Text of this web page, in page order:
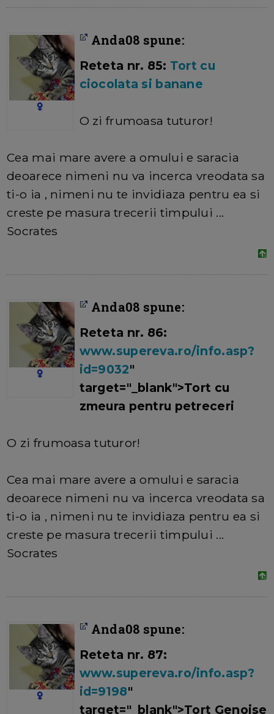
Anda08 spune:
Reteta nr. 85: Tort cu
ciocolata si banane
O zi frumoasa tuturor!
Cea mai mare avere a omului e saracia
deoarece nimeni nu va incerca vreodata sa
ti-o ia , nimeni nu te invidiaza pentru ea si
creste pe masura trecerii timpului ...
Socrates
Anda08 spune:
Reteta nr. 86:
www.supereva.ro/info.asp?
id=9032"
target="_blank">Tort cu
zmeura pentru petreceri
O zi frumoasa tuturor!
Cea mai mare avere a omului e saracia
deoarece nimeni nu va incerca vreodata sa
ti-o ia , nimeni nu te invidiaza pentru ea si
creste pe masura trecerii timpului ...
Socrates
Anda08 spune:
Reteta nr. 87:
www.supereva.ro/info.asp?
id=9198"
target="_blank">Tort Genoise